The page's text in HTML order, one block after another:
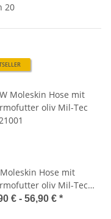
20
Hose mit
oliv Mil-Tec
€ - 56,90 € *